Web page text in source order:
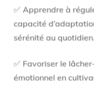
✅ Apprendre à
capacité
sérénité au quotidien.
✅ Favoriser le
émotionnel en